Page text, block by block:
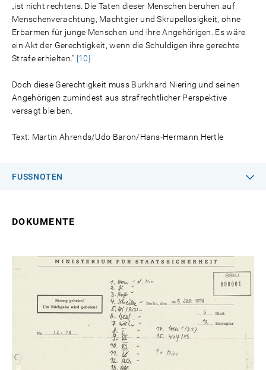
„ist nicht rechtens. Die Taten dieser Menschen beruhen auf
Menschenverachtung, Machtgier und Skrupellosigkeit, ohne
Erbarmen für junge Menschen und ihre Angehörigen. Es wäre
ein Akt der Gerechtigkeit, wenn die Schuldigen ihre gerechte
Strafe erhielten." [10]
Doch diese Gerechtigkeit muss Burkhard Niering und seinen
Angehörigen zumindest aus strafrechtlicher Perspektive
versagt bleiben.
Text: Martin Ahrends/Udo Baron/Hans-Hermann Hertle
FUSSNOTEN
DOKUMENTE